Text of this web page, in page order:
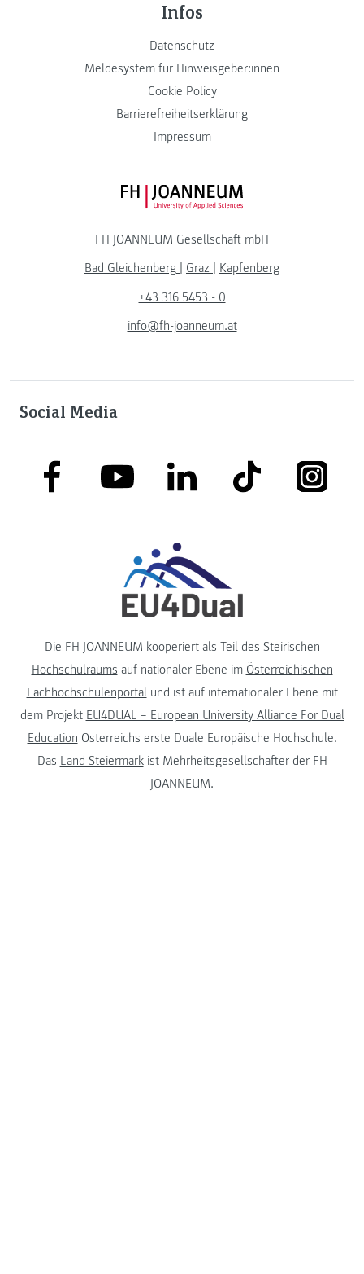
Infos
Datenschutz
Meldesystem für Hinweisgeber:innen
Cookie Policy
Barrierefreiheitserklärung
Impressum
FH JOANNEUM Logo
FH JOANNEUM Gesellschaft mbH
Bad Gleichenberg
Graz
Kapfenberg
+43 316 5453 - 0
info@fh-joanneum.at
Social Media
link to facebooklink to youtubelink to linkedinlink to tiktok
Die FH JOANNEUM kooperiert als Teil des Steirischen
Hochschulraums auf nationaler Ebene im Österreichischen
Fachhochschulenportalund ist auf internationaler Ebene mit
dem Projekt EU4DUAL – European University Alliance For Dual
Education Österreichs erste Duale Europäische Hochschule.
Das Land Steiermarkist Mehrheitsgesellschafter der FH
JOANNEUM.